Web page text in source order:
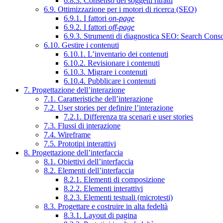
6.9. Ottimizzazione per i motori di ricerca (SEO)
6.9.1. I fattori on-page
6.9.2. I fattori off-page
6.9.3. Strumenti di diagnostica SEO: Search
6.10. Gestire i contenuti
6.10.1. L’inventario dei contenuti
6.10.2. Revisionare i contenuti
6.10.3. Migrare i contenuti
6.10.4. Pubblicare i contenuti
7. Progettazione dell’interazione
7.1. Caratteristiche dell’interazione
7.2. User stories per definire l’interazione
7.2.1. Differenza tra scenari e user stories
7.3. Flussi di interazione
7.4. Wireframe
7.5. Prototipi interattivi
8. Progettazione dell’interfaccia
8.1. Obiettivi dell’interfaccia
8.2. Elementi dell’interfaccia
8.2.1. Elementi di composizione
8.2.2. Elementi interattivi
8.2.3. Elementi testuali (microtesti)
8.3. Progettare e costruire in alta fedeltà
8.3.1. Layout di pagina